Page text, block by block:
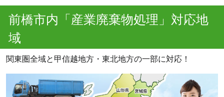
前橋市内「産業廃棄物処理」対応地
域
関東圏全域と甲信越地方・東北地方の一部に対応！